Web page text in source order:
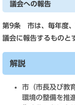
議会への報告
第9条 市は、毎年度、
議会に報告するものと
解説
市（市長及び教
環境の整備を推